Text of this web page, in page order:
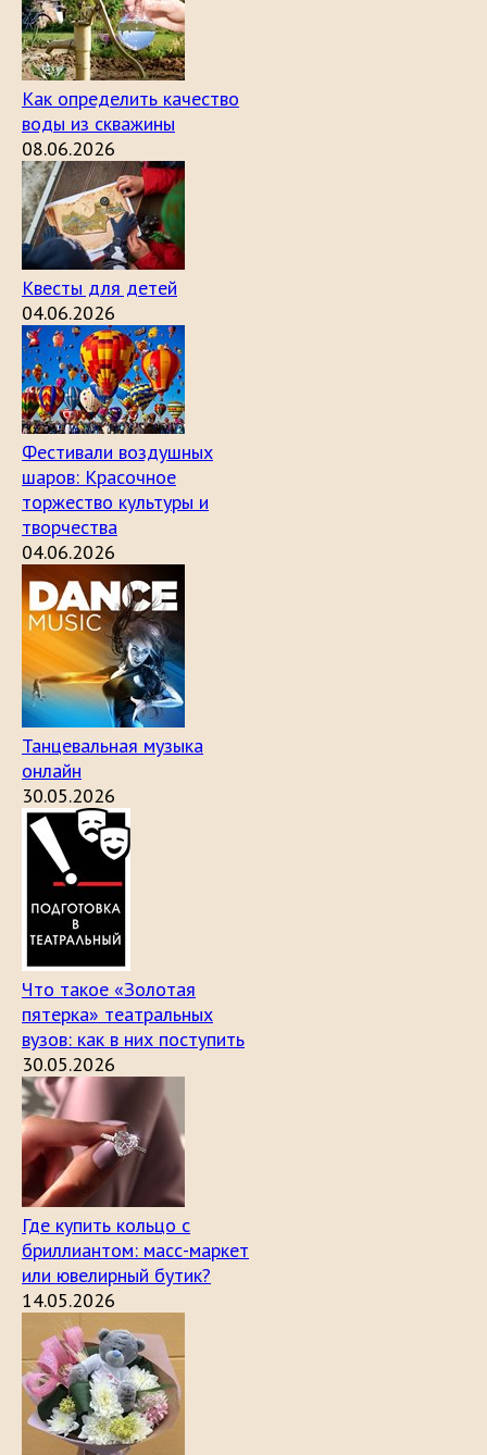
Как определить качество
воды из скважины
08.06.2026
Квесты для детей
04.06.2026
Фестивали воздушных
шаров: Красочное
торжество культуры и
творчества
04.06.2026
Танцевальная музыка
онлайн
30.05.2026
Что такое «Золотая
пятерка» театральных
вузов: как в них поступить
30.05.2026
Где купить кольцо с
бриллиантом: масс-маркет
или ювелирный бутик?
14.05.2026